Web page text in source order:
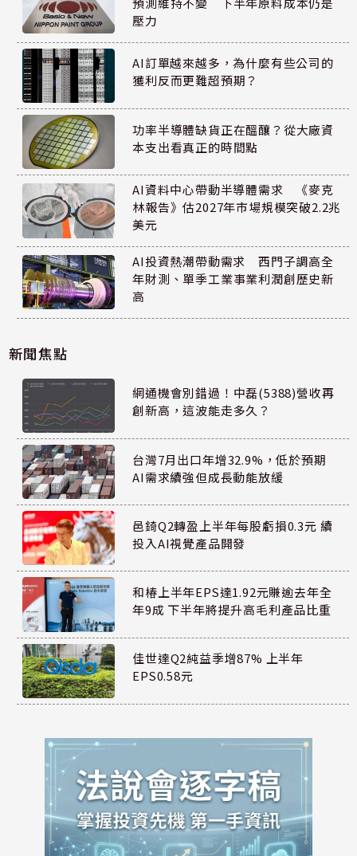
壓力
AI訂單越來越多，為什麼有些公司的
獲利反而更難超預期？
功率半導體缺貨正在醞釀？從大廠資
本支出看真正的時間點
AI資料中心帶動半導體需求 《麥克
林報告》估2027年市場規模突破2.2兆
美元
AI投資熱潮帶動需求 西門子調高全
年財測、單季工業事業利潤創歷史新
高
新聞焦點
網通機會別錯過！中磊(5388)營收再
創新高，這波能走多久？
台灣7月出口年增32.9%，低於預期
AI需求續強但成長動能放緩
邑錡Q2轉盈上半年每股虧損0.3元 續
投入AI視覺產品開發
和椿上半年EPS達1.92元賺逾去年全
年9成 下半年將提升高毛利產品比重
佳世達Q2純益季增87% 上半年
EPS0.58元